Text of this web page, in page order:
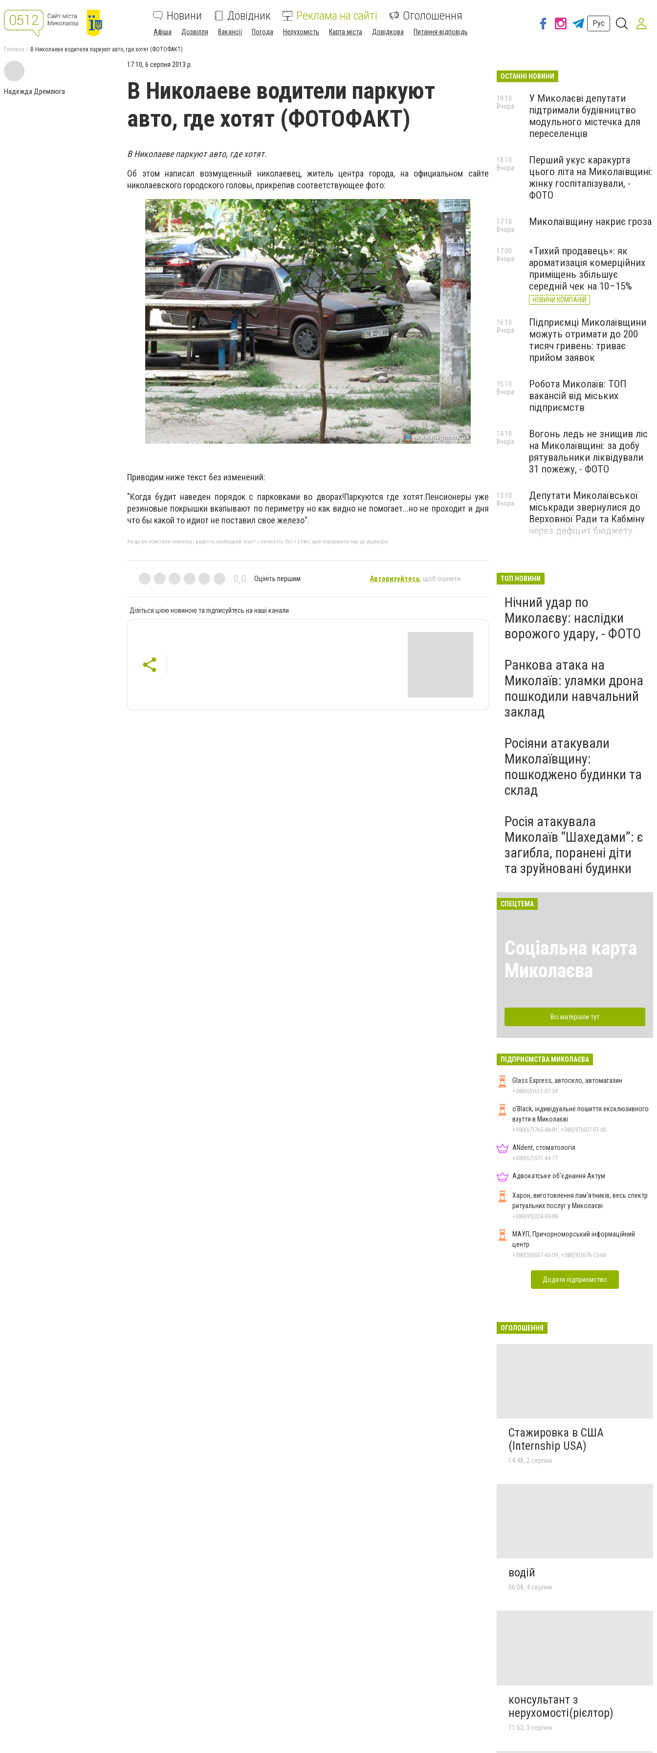
Новини Довідник Реклама на сайті Оголошення
Афіша Дозвілля Вакансії Погода Нерухомість Карта міста Довідкова Питання-відповідь
Рус
Головна В Николаеве водители паркуют авто, где хотят (ФОТОФАКТ)
Надежда Дремлюга
17:10, 6 серпня 2013 р.
В Николаеве водители паркуют
авто, где хотят (ФОТОФАКТ)
В Николаеве паркуют авто, где хотят.
Об этом написал возмущенный николаевец, житель центра города, на официальном сайте
николаевского городского головы, прикрепив соответствующее фото:
Приводим ниже текст без изменений:
"Когда будит наведен порядок с парковками во дворах!Паркуются где хотят.Пенсионеры уже
резиновые покрышки вкапывают по периметру но как видно не помогает...но не проходит и дня
что бы какой то идиот не поставил свое железо".
Якщо ви помітили помилку, виділіть необхідний текст і натисніть Ctrl + Enter, щоб повідомити про це редакцію
0,0 Оцініть першим Авторизуйтесь, щоб оцінити
Діліться цією новиною та підписуйтесь на наші канали
ОСТАННІ НОВИНИ
У Миколаєві депутати
підтримали будівництво
модульного містечка для
переселенців
19:10
Вчора
Перший укус каракурта
цього літа на Миколаївщині:
жінку госпіталізували, -
ФОТО
18:10
Вчора
Миколаївщину накриє гроза
17:10
Вчора
«Тихий продавець»: як
ароматизація комерційних
приміщень збільшує
середній чек на 10–15%
НОВИНИ КОМПАНІЙ
17:00
Вчора
Підприємці Миколаївщини
можуть отримати до 200
тисяч гривень: триває
прийом заявок
16:10
Вчора
Робота Миколаїв: ТОП
вакансій від міських
підприємств
15:10
Вчора
Вогонь ледь не знищив ліс
на Миколаївщині: за добу
рятувальники ліквідували
31 пожежу, - ФОТО
14:10
Вчора
Депутати Миколаївської
міськради звернулися до
Верховної Ради та Кабміну
через дефіцит бюджету
13:10
Вчора
ТОП НОВИНИ
Нічний удар по
Миколаєву: наслідки
ворожого удару, - ФОТО
Ранкова атака на
Миколаїв: уламки дрона
пошкодили навчальний
заклад
Росіяни атакували
Миколаївщину:
пошкоджено будинки та
склад
Росія атакувала
Миколаїв “Шахедами”: є
загибла, поранені діти
та зруйновані будинки
СПЕЦТЕМА
Соціальна карта
Миколаєва
Всі матеріали тут
ПІДПРИЄМСТВА МИКОЛАЄВА
Glass Express, автоскло, автомагазин
+380(63)612-07-59
o'Black, індивідуальне пошиття ексклюзивного
взуття в Миколаєві
+380(67)765-48-81, +380(97)607-07-00
ANdent, стоматологія
+380(67)571-44-77
Адвокатське об'єднання Актум
Харон, виготовлення пам'ятників, весь спектр
ритуальних послуг у Миколаєві
+380(95)324-30-08
МАУП, Причорноморський інформаційний
центр
+380(50)637-60-09, +380(93)676-15-66
Додати підприємство
ОГОЛОШЕННЯ
Стажировка в США
(Internship USA)
14:48, 2 серпня
водій
06:08, 4 серпня
консультант з
нерухомості(рієлтор)
11:52, 3 серпня